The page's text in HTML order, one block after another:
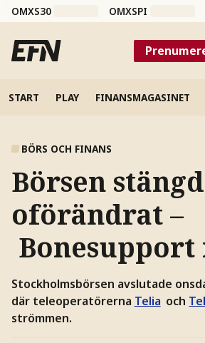
OMXS30 OMXSPI
START PLAY FINANSMAGASINET
BÖRS OCH FINANS
Börsen
oförändrat –
Bonesupport
Stockholmsbörsen avslutade
där teleoperatörerna Telia och
strömmen.